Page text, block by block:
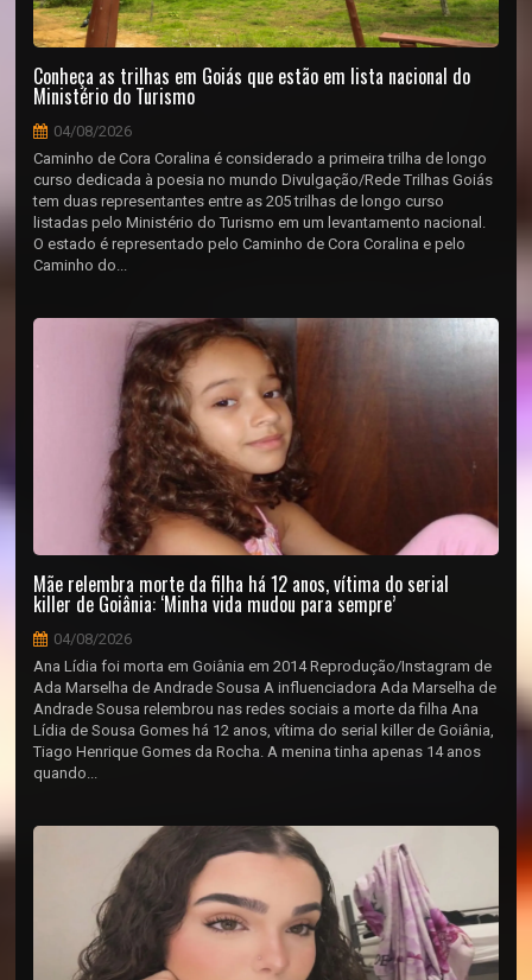
Conheça as trilhas em Goiás que estão em lista nacional do
Ministério do Turismo
04/08/2026
Caminho de Cora Coralina é considerado a primeira trilha de longo
curso dedicada à poesia no mundo Divulgação/Rede Trilhas Goiás
tem duas representantes entre as 205 trilhas de longo curso
listadas pelo Ministério do Turismo em um levantamento nacional.
O estado é representado pelo Caminho de Cora Coralina e pelo
Caminho do...
Mãe relembra morte da filha há 12 anos, vítima do serial
killer de Goiânia: ‘Minha vida mudou para sempre’
04/08/2026
Ana Lídia foi morta em Goiânia em 2014 Reprodução/Instagram de
Ada Marselha de Andrade Sousa A influenciadora Ada Marselha de
Andrade Sousa relembrou nas redes sociais a morte da filha Ana
Lídia de Sousa Gomes há 12 anos, vítima do serial killer de Goiânia,
Tiago Henrique Gomes da Rocha. A menina tinha apenas 14 anos
quando...